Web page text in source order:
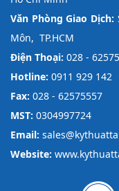
Văn Phòng Giao Dịch:
Môn, TP.HCM
Điện Thoại: 028 -
Hotline: 0911 929 142
Fax: 028 - 62575557
MST: 0304997724
Email:
Website: